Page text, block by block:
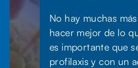
No hay muchas
hacer mejor de lo
es importante que
profilaxis y con un